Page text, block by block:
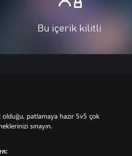
Bu içerik kilitli
olduğu, patlamaya hazır 5v5 çok
sınayın.